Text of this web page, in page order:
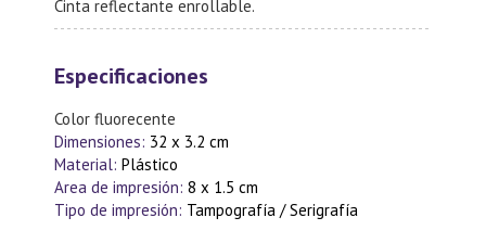
Cinta reflectante enrollable.
Especificaciones
Color fluorecente
Dimensiones: 32 x 3.2 cm
Material: Plástico
Area de impresión: 8 x 1.5 cm
Tipo de impresión: Tampografía / Serigrafía